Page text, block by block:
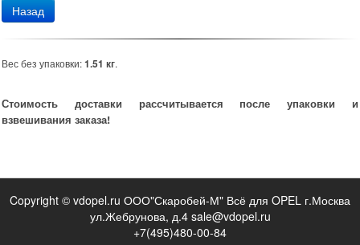
Назад
Вес без упаковки:1.51 кг.
Стоимость доставки рассчитывается после упаковки и
взвешивания заказа!
Copyright © vdopel.ru ООО"Скаробей-М" Всё для OPEL г.Москва
ул.Жебрунова, д.4 sale@vdopel.ru
+7(495)480-00-84